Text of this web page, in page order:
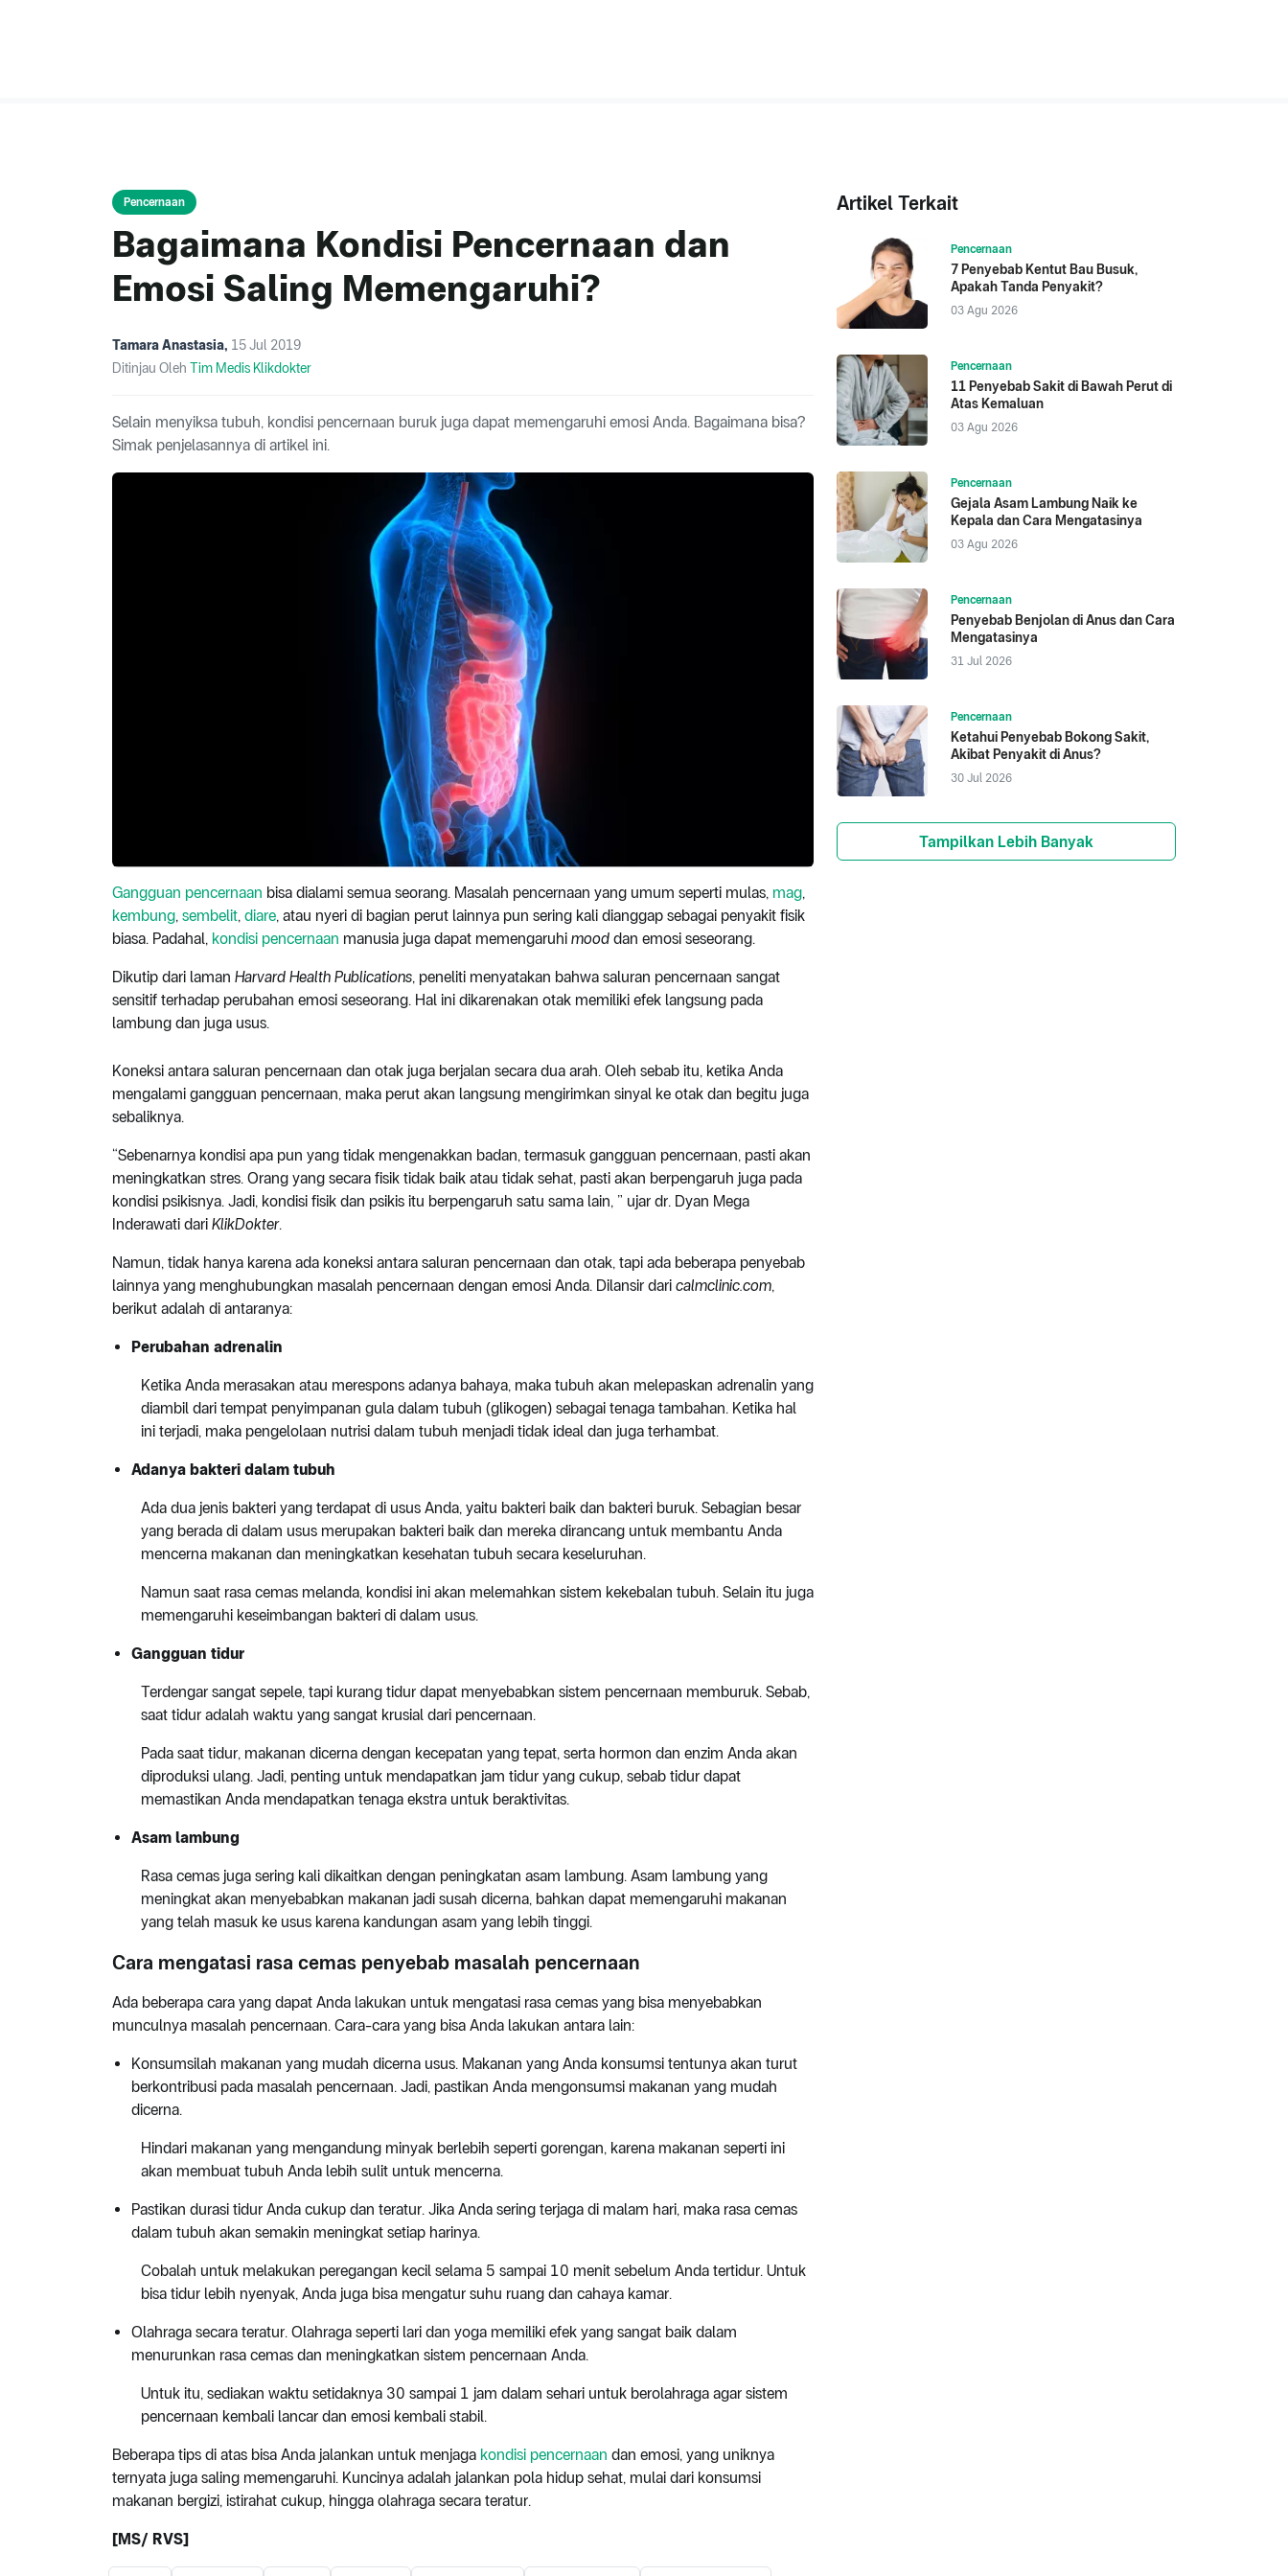
Pencernaan
Bagaimana Kondisi Pencernaan dan
Emosi Saling Memengaruhi?
Tamara Anastasia, 15 Jul 2019
Ditinjau Oleh Tim Medis Klikdokter
Selain menyiksa tubuh, kondisi pencernaan buruk juga dapat memengaruhi emosi Anda. Bagaimana bisa?
Simak penjelasannya di artikel ini.
Gangguan pencernaan bisa dialami semua seorang. Masalah pencernaan yang umum seperti mulas, mag,
kembung, sembelit, diare, atau nyeri di bagian perut lainnya pun sering kali dianggap sebagai penyakit fisik
biasa. Padahal, kondisi pencernaan manusia juga dapat memengaruhi mood dan emosi seseorang.
Dikutip dari laman Harvard Health Publications, peneliti menyatakan bahwa saluran pencernaan sangat
sensitif terhadap perubahan emosi seseorang. Hal ini dikarenakan otak memiliki efek langsung pada
lambung dan juga usus.
Koneksi antara saluran pencernaan dan otak juga berjalan secara dua arah. Oleh sebab itu, ketika Anda
mengalami gangguan pencernaan, maka perut akan langsung mengirimkan sinyal ke otak dan begitu juga
sebaliknya.
“Sebenarnya kondisi apa pun yang tidak mengenakkan badan, termasuk gangguan pencernaan, pasti akan
meningkatkan stres. Orang yang secara fisik tidak baik atau tidak sehat, pasti akan berpengaruh juga pada
kondisi psikisnya. Jadi, kondisi fisik dan psikis itu berpengaruh satu sama lain, ” ujar dr. Dyan Mega
Inderawati dari KlikDokter.
Namun, tidak hanya karena ada koneksi antara saluran pencernaan dan otak, tapi ada beberapa penyebab
lainnya yang menghubungkan masalah pencernaan dengan emosi Anda. Dilansir dari calmclinic.com,
berikut adalah di antaranya:
Perubahan adrenalin
Ketika Anda merasakan atau merespons adanya bahaya, maka tubuh akan melepaskan adrenalin yang
diambil dari tempat penyimpanan gula dalam tubuh (glikogen) sebagai tenaga tambahan. Ketika hal
ini terjadi, maka pengelolaan nutrisi dalam tubuh menjadi tidak ideal dan juga terhambat.
Adanya bakteri dalam tubuh
Ada dua jenis bakteri yang terdapat di usus Anda, yaitu bakteri baik dan bakteri buruk. Sebagian besar
yang berada di dalam usus merupakan bakteri baik dan mereka dirancang untuk membantu Anda
mencerna makanan dan meningkatkan kesehatan tubuh secara keseluruhan.
Namun saat rasa cemas melanda, kondisi ini akan melemahkan sistem kekebalan tubuh. Selain itu juga
memengaruhi keseimbangan bakteri di dalam usus.
Gangguan tidur
Terdengar sangat sepele, tapi kurang tidur dapat menyebabkan sistem pencernaan memburuk. Sebab,
saat tidur adalah waktu yang sangat krusial dari pencernaan.
Pada saat tidur, makanan dicerna dengan kecepatan yang tepat, serta hormon dan enzim Anda akan
diproduksi ulang. Jadi, penting untuk mendapatkan jam tidur yang cukup, sebab tidur dapat
memastikan Anda mendapatkan tenaga ekstra untuk beraktivitas.
Asam lambung
Rasa cemas juga sering kali dikaitkan dengan peningkatan asam lambung. Asam lambung yang
meningkat akan menyebabkan makanan jadi susah dicerna, bahkan dapat memengaruhi makanan
yang telah masuk ke usus karena kandungan asam yang lebih tinggi.
Cara mengatasi rasa cemas penyebab masalah pencernaan
Ada beberapa cara yang dapat Anda lakukan untuk mengatasi rasa cemas yang bisa menyebabkan
munculnya masalah pencernaan. Cara-cara yang bisa Anda lakukan antara lain:
Konsumsilah makanan yang mudah dicerna usus. Makanan yang Anda konsumsi tentunya akan turut
berkontribusi pada masalah pencernaan. Jadi, pastikan Anda mengonsumsi makanan yang mudah
dicerna.
Hindari makanan yang mengandung minyak berlebih seperti gorengan, karena makanan seperti ini
akan membuat tubuh Anda lebih sulit untuk mencerna.
Pastikan durasi tidur Anda cukup dan teratur. Jika Anda sering terjaga di malam hari, maka rasa cemas
dalam tubuh akan semakin meningkat setiap harinya.
Cobalah untuk melakukan peregangan kecil selama 5 sampai 10 menit sebelum Anda tertidur. Untuk
bisa tidur lebih nyenyak, Anda juga bisa mengatur suhu ruang dan cahaya kamar.
Olahraga secara teratur. Olahraga seperti lari dan yoga memiliki efek yang sangat baik dalam
menurunkan rasa cemas dan meningkatkan sistem pencernaan Anda.
Untuk itu, sediakan waktu setidaknya 30 sampai 1 jam dalam sehari untuk berolahraga agar sistem
pencernaan kembali lancar dan emosi kembali stabil.
Beberapa tips di atas bisa Anda jalankan untuk menjaga kondisi pencernaan dan emosi, yang uniknya
ternyata juga saling memengaruhi. Kuncinya adalah jalankan pola hidup sehat, mulai dari konsumsi
makanan bergizi, istirahat cukup, hingga olahraga secara teratur.
[MS/ RVS]
Artikel Terkait
Pencernaan
7 Penyebab Kentut Bau Busuk,
Apakah Tanda Penyakit?
03 Agu 2026
Pencernaan
11 Penyebab Sakit di Bawah Perut di
Atas Kemaluan
03 Agu 2026
Pencernaan
Gejala Asam Lambung Naik ke
Kepala dan Cara Mengatasinya
03 Agu 2026
Pencernaan
Penyebab Benjolan di Anus dan Cara
Mengatasinya
31 Jul 2026
Pencernaan
Ketahui Penyebab Bokong Sakit,
Akibat Penyakit di Anus?
30 Jul 2026
Tampilkan Lebih Banyak